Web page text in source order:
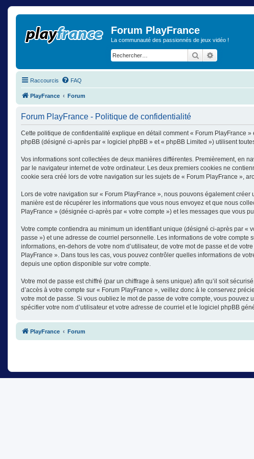
Forum PlayFrance
La communauté des passionnés de jeux vidéo !
Rechercher
Raccourcis FAQ
PlayFrance Forum
Forum PlayFrance - Politique de confidentialité
Cette politique de confidentialité explique en détail comment « Forum PlayFrance
phpBB (désigné ci-après par « logiciel phpBB » et « phpBB Limited ») utilisent
Vos informations sont collectées de deux manières différentes. Premièrement, en
par le navigateur internet de votre ordinateur. Les deux premiers cookies ne
cookie sera créé lors de votre navigation sur les sujets de « Forum PlayFrance »,
Lors de votre navigation sur « Forum PlayFrance », nous pouvons également
manière est de récupérer les informations que vous nous envoyez et que nous
PlayFrance » (désignée ci-après par « votre compte ») et les messages que vous
Votre compte contiendra au minimum un identifiant unique (désigné ci-après par «
passe ») et une adresse de courriel personnelle. Les informations de votre
informations, en-dehors de votre nom d’utilisateur, de votre mot de passe et de
PlayFrance ». Dans tous les cas, vous pouvez contrôler quelles informations de
depuis une option disponible sur votre compte.
Votre mot de passe est chiffré (par un chiffrage à sens unique) afin qu’il soit
d’accès à votre compte sur « Forum PlayFrance », veillez donc à le conservez
votre mot de passe. Si vous oubliez le mot de passe de votre compte, vous
spécifier votre nom d’utilisateur et votre adresse de courriel et le logiciel phpBB
PlayFrance Forum